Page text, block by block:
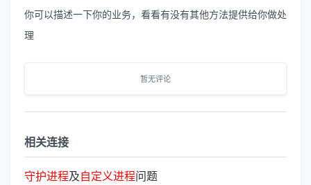
你可以描述一下你的业务，看看有没有其他方法提供给你做处
理
暂无评论
相关连接
守护进程及自定义进程问题